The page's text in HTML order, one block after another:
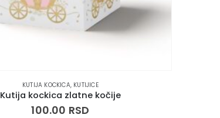
KUTIJA KOCKICA, KUTIJICE
Kutija kockica zlatne kočije
100.00 RSD